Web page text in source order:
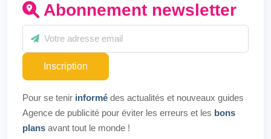
Abonnement newsletter
Inscription
Pour se tenir informé des actualités et nouveaux guides
Agence de publicité pour éviter les erreurs et les bons
plans avant tout le monde !